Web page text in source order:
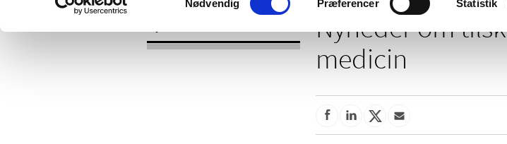
Nødvendig Præferencer Statistik
Nyheder om
medicin